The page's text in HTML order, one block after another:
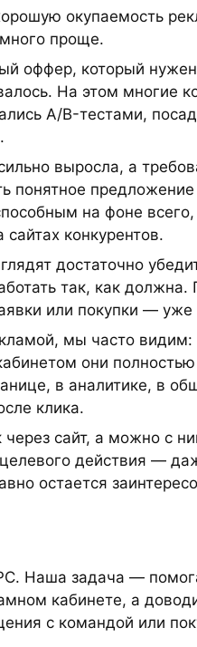
окупаемость
проще.
оффер, который
На этом многие
A/B-тестами,
выросла, а
предложение
на фоне
конкурентов.
достаточно
так, как должна.
или покупки —
мы часто
они
в аналитике, в
клика.
сайт, а можно с
действия —
остается
Наша задача —
кабинете, а
с командой или